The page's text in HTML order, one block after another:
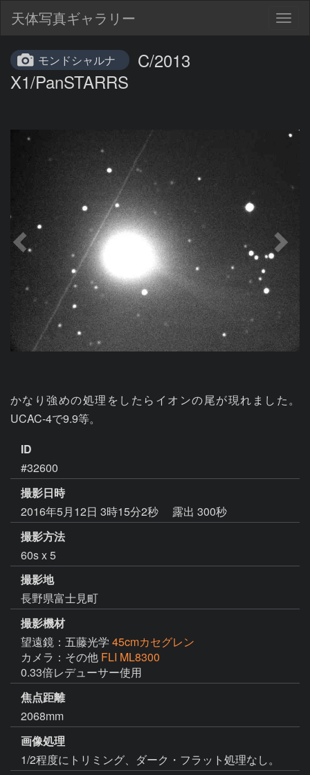
天体写真ギャラリー
モンドシャルナ
C/2013
X1/PanSTARRS
かなり強めの処理をしたらイオンの尾が現れました。
UCAC-4で9.9等。
ID
#32600
撮影日時
2016年5月12日 3時15分2秒
露出 300秒
撮影方法
60s x 5
撮影地
長野県富士見町
撮影機材
望遠鏡：五藤光学 45cmカセグレン
カメラ：その他 FLI ML8300
0.33倍レデューサー使用
焦点距離
2068mm
画像処理
1/2程度にトリミング、ダーク・フラット処理なし。